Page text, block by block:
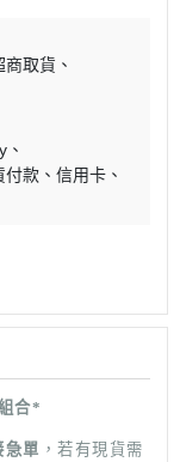
商取貨
付款
信用卡
合*
急單 ，若有現貨需